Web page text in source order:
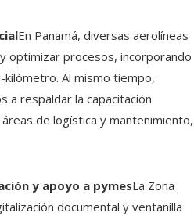
En Panamá, diversas aerolíneas
optimizar procesos, incorporando
Al mismo tiempo,
a respaldar la capacitación
de logística y mantenimiento,
y apoyo a pymesLa Zona
documental y ventanilla